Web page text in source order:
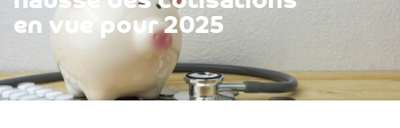
en vue pour 2025